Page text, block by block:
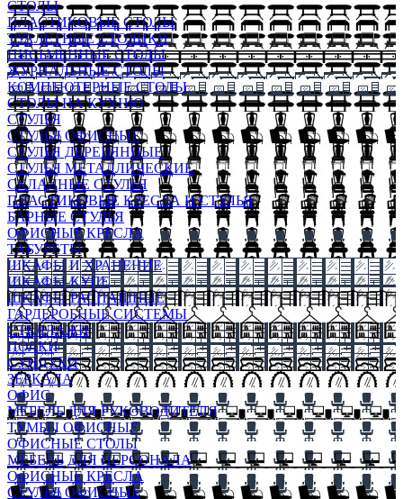
СТОЛЫ
ПЛАСТИКОВЫЕ СТОЛЫ
ТУАЛЕТНЫЕ СТОЛИКИ
ПИСЬМЕННЫЕ СТОЛЫ
ЖУРНАЛЬНЫЕ СТОЛЫ
КОМПЬЮТЕРНЫЕ СТОЛЫ
СТОЛЫ НА КУХНЮ
СТУЛЬЯ
СТУЛЬЯ ОФИСНЫЕ
СТУЛЬЯ ДЕРЕВЯННЫЕ
СТУЛЬЯ МЕТАЛЛИЧЕСКИЕ
СКЛАДНЫЕ СТУЛЬЯ
ПЛАСТИКОВЫЕ КРЕСЛА И СТУЛЬЯ
БАРНЫЕ СТУЛЬЯ
ОФИСНЫЕ КРЕСЛА
ТАБУРЕТЫ
ШКАФЫ И ХРАНЕНИЕ
ШКАФЫ-КУПЕ
ШКАФЫ-РАСПАШНЫЕ
ГАРДЕРОБНЫЕ СИСТЕМЫ
СТЕЛЛАЖИ
ПОЛКИ
СУНДУКИ
ЗЕРКАЛА
ОФИС
МЕБЕЛЬ ДЛЯ РУКОВОДИТЕЛЯ
ТУМБЫ ОФИСНЫЕ
ОФИСНЫЕ СТОЛЫ
МЕБЕЛЬ ДЛЯ ПЕРСОНАЛА
ОФИСНЫЕ КРЕСЛА
СТУЛЬЯ ОФИСНЫЕ